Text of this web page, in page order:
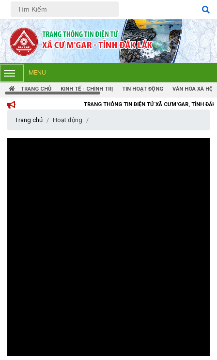
Tiếng Việt Tiếng Anh
MENU
TRANG CHỦ KINH TẾ - CHÍNH TRỊ TIN HOẠT ĐỘNG VĂN HÓA XÃ HỘI
TRANG THÔNG TIN ĐIỆN TỬ XÃ CƯM'GAR, TỈNH ĐẮK LẮK
Trang chủ Hoạt động